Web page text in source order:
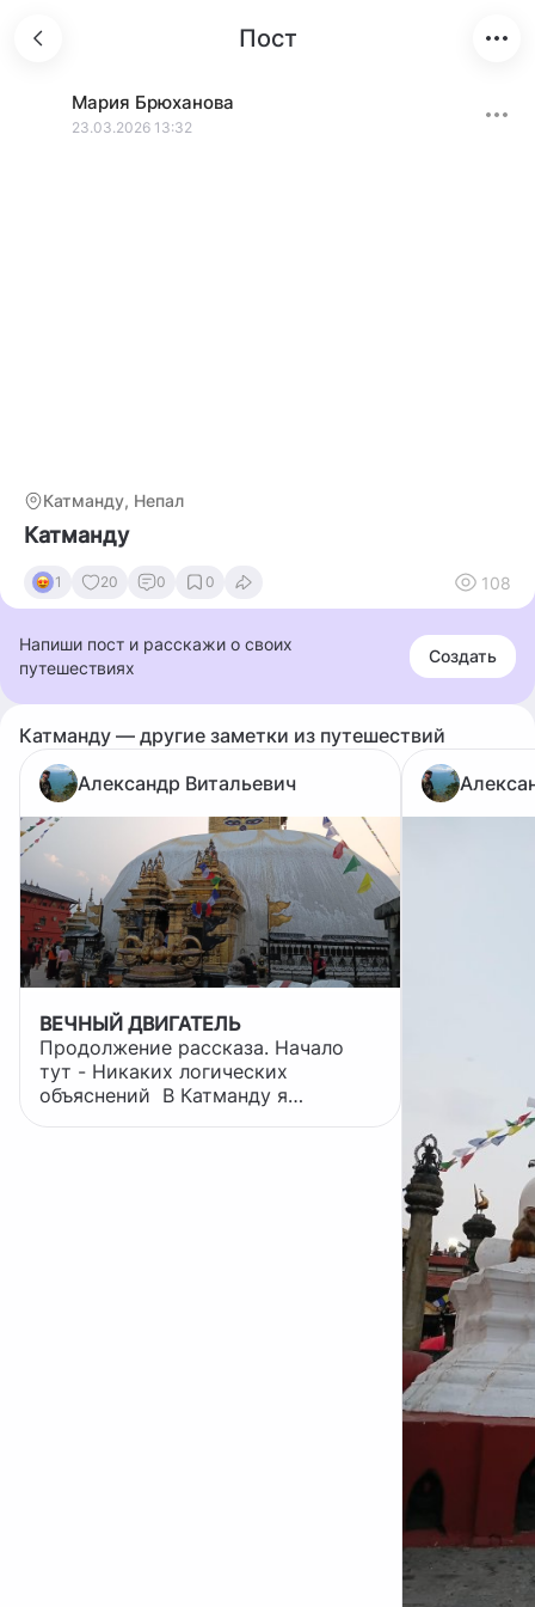
Пост
Мария Брюханова
23.03.2026 13:32
Катманду, Непал
Катманду
1 20 0 0 108
Напиши пост и расскажи о своих
путешествиях
Создать
Катманду — другие заметки из путешествий
Александр Витальевич
ВЕЧНЫЙ ДВИГАТЕЛЬ
Продолжение рассказа. Начало
тут - Никаких логических
объяснений В Катманду я
заселился в бюджетном отеле, в